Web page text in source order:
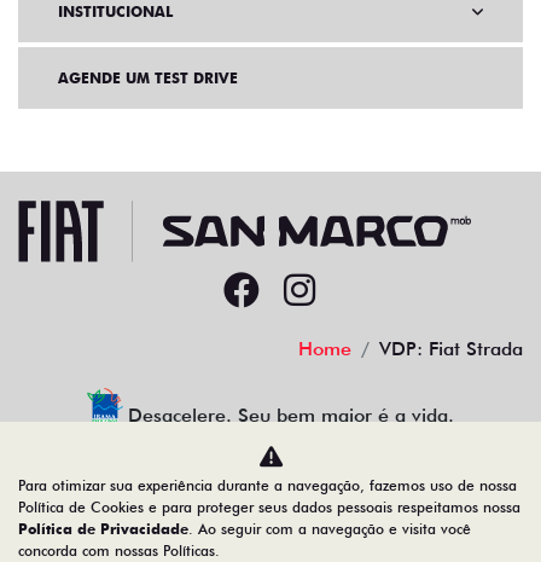
INSTITUCIONAL
AGENDE UM TEST DRIVE
Home VDP: Fiat Strada
Desacelere. Seu bem maior é a vida.
22.204.101/0001-17
Para otimizar sua experiência durante a navegação, fazemos uso de nossa
Política de Cookies e para proteger seus dados pessoais respeitamos nossa
Política de Privacidade. Ao seguir com a navegação e visita você
concorda com nossas Políticas.